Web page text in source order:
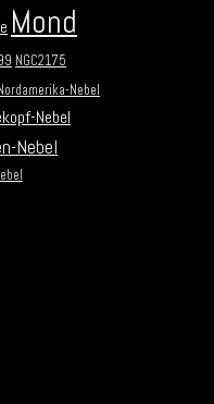
Mond
NGC2175
Nebel
Nebel
Nebel